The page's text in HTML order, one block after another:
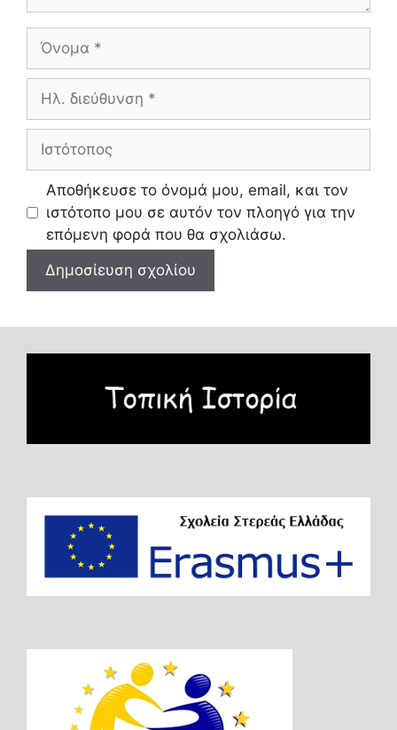
Όνομα
Ηλ.
Ιστότοπος
Αποθήκευσε το όνομά μου, email, και τον
ιστότοπο μου σε αυτόν τον πλοηγό για την
επόμενη φορά που θα σχολιάσω.